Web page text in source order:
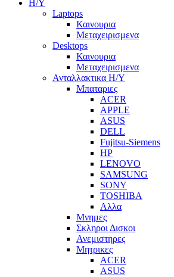
Η/Υ
Laptops
Καινουρια
Μεταχειρισμενα
Desktops
Καινουρια
Μεταχειρισμενα
Ανταλλακτικα H/Y
Μπαταριες
ACER
APPLE
ASUS
DELL
Fujitsu-Siemens
HP
LENOVO
SAMSUNG
SONY
TOSHIBA
Αλλα
Μνημες
Σκληροι Δισκοι
Ανεμιστηρες
Μητρικες
ACER
ASUS